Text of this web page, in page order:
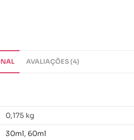
AVALIAÇÕES (4)
0,175 kg
30ml, 60ml